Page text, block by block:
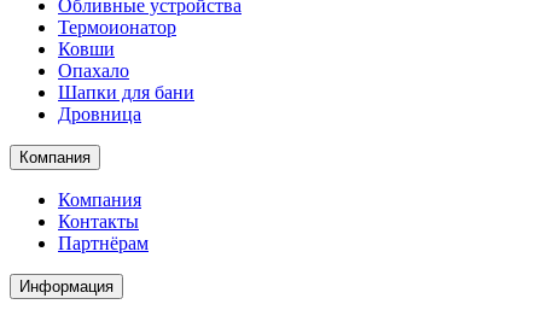
Обливные устройства
Термоионатор
Ковши
Опахало
Шапки для бани
Дровница
Компания
Компания
Контакты
Партнёрам
Информация